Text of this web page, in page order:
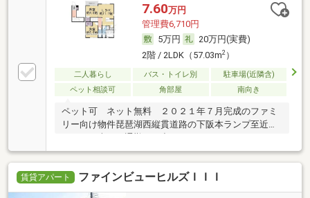
7.60万円
管理費6,710円
5万円
20万円(実費)
2階 / 2LDK（57.03m2）
二人暮らし バス・トイレ別
駐車場(近隣含)
ペット相談可
角部屋 南向き
ペット可 ネット無料 ２０２１年７月完成のファミ
リー向け物件琵琶湖西縦貫道路の下阪本ランプ至近に
駐車場もご用意していますよ・お部屋にはカウンター
形式のシステムキッチンやウォークインクローゼット
など、便利な設備が充
賃貸アパート ファインビューヒルズＩＩＩ